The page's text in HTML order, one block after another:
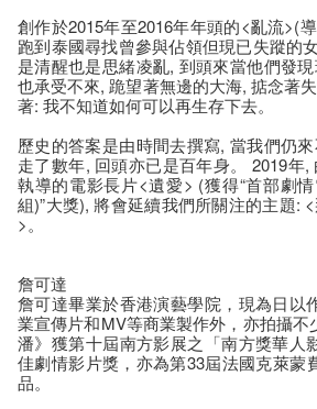
創作於2015年至2016年年頭的<亂流>(
跑到泰國尋找曾參與佔領但現已失蹤的
是清醒也是思緒凌亂, 到頭來當他們發
也承受不來, 跪望著無邊的大海, 掂念著
著: 我不知道如何可以再生存下去。
歷史的答案是由時間去撰寫, 當我們仍
走了數年, 回頭亦已是百年身。 2019年
執導的電影長片<遺愛> (獲得“首部劇
組)”大獎), 將會延續我們所關注的主題:
>。
詹可達
詹可達畢業於香港演藝學院，現為日以
業宣傳片和MV等商業製作外，亦拍攝不
潘》獲第十屆南方影展之「南方獎華人
佳劇情影片獎，亦為第33屆法國克萊蒙
品。